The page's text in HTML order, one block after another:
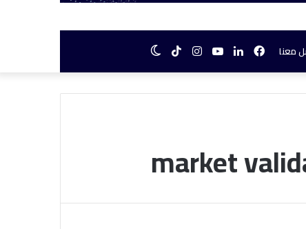
معنا
المظلم
TikTok
انستقرام يوتيوب لينكدإنفيسبوك
market